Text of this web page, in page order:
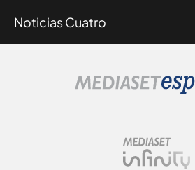
Noticias Cuatro